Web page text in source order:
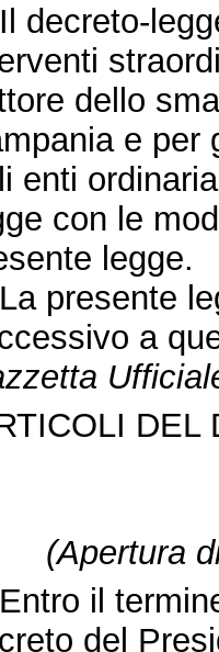
decreto-
dello
e per
enti
con le
legge.
presente
a
DEL
(Apertura
il
del